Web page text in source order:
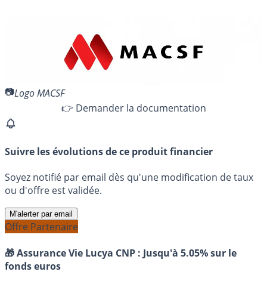
Logo MACSF
👉 Demander la documentation
Suivre les évolutions de ce produit financier
Soyez notifié par email dès qu'une modification de taux
ou d'offre est validée.
M'alerter par email
Offre Partenaire
🎁 Assurance Vie Lucya CNP : Jusqu'à 5.05% sur le
fonds euros